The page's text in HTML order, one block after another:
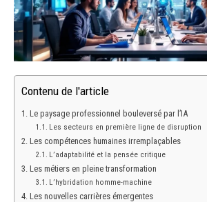
Contenu de l'article
Le paysage professionnel bouleversé par l’IA
Les secteurs en première ligne de disruption
Les compétences humaines irremplaçables
L’adaptabilité et la pensée critique
Les métiers en pleine transformation
L’hybridation homme-machine
Les nouvelles carrières émergentes